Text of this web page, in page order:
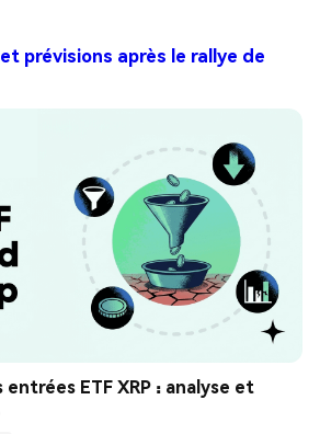
prévisions après le rallye de
ETF XRP : analyse et